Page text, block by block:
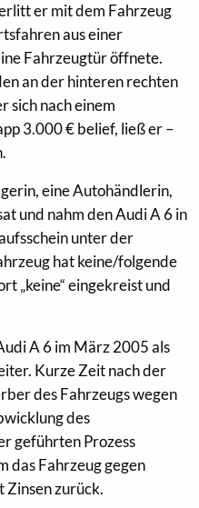
er mit dem Fahrzeug
aus einer
Fahrzeugtür öffnete.
an der hinteren rechten
sich nach einem
3.000 € belief, ließ er –
eine Autohändlerin,
und nahm den Audi A 6 in
unter der
hat keine/folgende
„keine“ eingekreist und
A 6 im März 2005 als
Kurze Zeit nach der
des Fahrzeugs wegen
des
geführten Prozess
das Fahrzeug gegen
Zinsen zurück.